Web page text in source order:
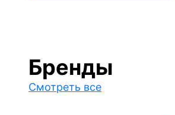
Бренды
Смотреть все